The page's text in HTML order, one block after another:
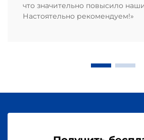
что значительно повысило
Настоятельно рекомендуем!»